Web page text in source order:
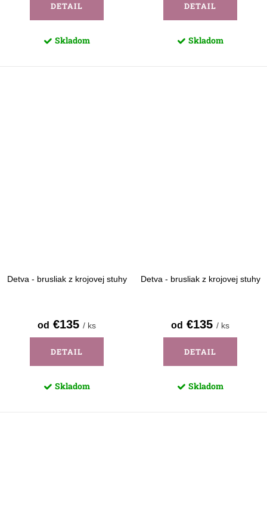
DETAIL
Skladom
DETAIL
Skladom
Detva - brusliak z krojovej stuhy
od €135 / ks
DETAIL
Skladom
Detva - brusliak z krojovej stuhy
od €135 / ks
DETAIL
Skladom